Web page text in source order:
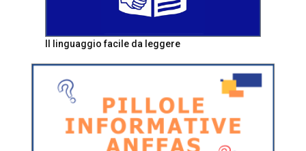
Il linguaggio facile da leggere